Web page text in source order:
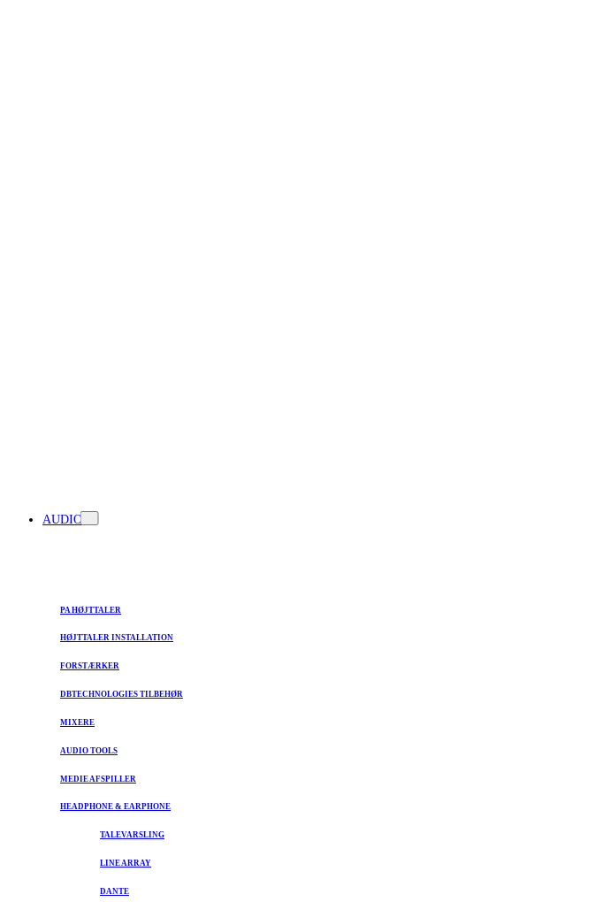
AUDIO
PA HØJTTALER
HØJTTALER INSTALLATION
FORSTÆRKER
DBTECHNOLOGIES TILBEHØR
MIXERE
AUDIO TOOLS
MEDIE AFSPILLER
HEADPHONE & EARPHONE
TALEVARSLING
LINE ARRAY
DANTE